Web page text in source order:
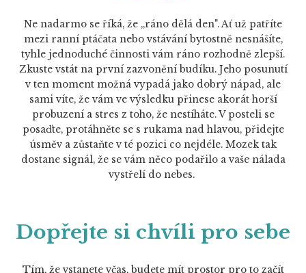
Ne nadarmo se říká, že „ráno dělá den". Ať už patříte
mezi ranní ptáčata nebo vstávání bytostně nesnášíte,
tyhle jednoduché činnosti vám ráno rozhodně zlepší.
Zkuste vstát na první zazvonění budíku. Jeho posunutí
v ten moment možná vypadá jako dobrý nápad, ale
sami víte, že vám ve výsledku přinese akorát horší
probuzení a stres z toho, že nestíháte. V posteli se
posaďte, protáhněte se s rukama nad hlavou, přidejte
úsměv a zůstaňte v té pozici co nejdéle. Mozek tak
dostane signál, že se vám něco podařilo a vaše nálada
vystřelí do nebes.
Dopřejte si chvíli pro sebe
Tím, že vstanete včas, budete mít prostor pro to začít